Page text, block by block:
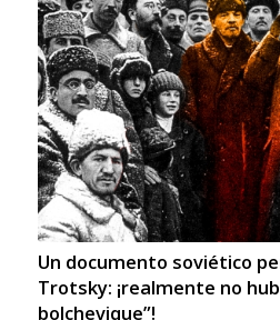
Un documento soviético
Trotsky: ¡realmente no
bolchevique”!